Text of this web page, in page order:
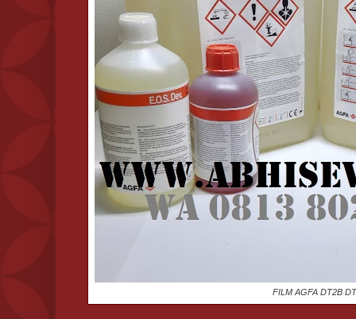
FILM AGFA DT2B